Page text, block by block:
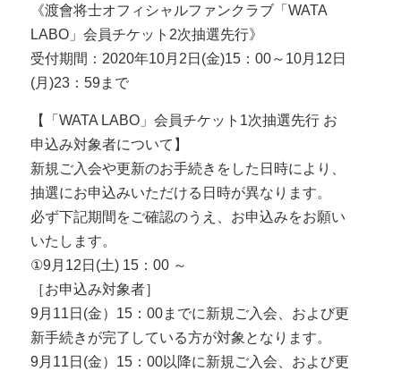
《渡會将士オフィシャルファンクラブ「WATA
LABO」会員チケット2次抽選先行》
受付期間：2020年10月2日(金)15：00～10月12日
(月)23：59まで
【「WATA LABO」会員チケット1次抽選先行 お
申込み対象者について】
新規ご入会や更新のお手続きをした日時により、
抽選にお申込みいただける日時が異なります。
必ず下記期間をご確認のうえ、お申込みをお願い
いたします。
①9月12日(土) 15：00 ～
［お申込み対象者］
9月11日(金）15：00までに新規ご入会、および更
新手続きが完了している方が対象となります。
9月11日(金）15：00以降に新規ご入会、および更